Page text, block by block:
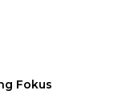
Fokus